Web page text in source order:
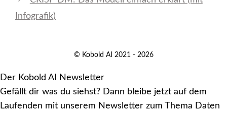
Infografik)
© Kobold AI 2021 - 2026
Der Kobold AI Newsletter
Gefällt dir was du siehst? Dann bleibe jetzt auf dem
Laufenden mit unserem Newsletter zum Thema Daten